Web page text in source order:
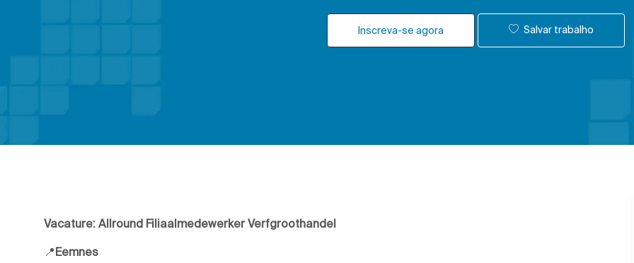
Inscreva-se agora Salvar trabalho
Vacature: Allround Filiaalmedewerker Verfgroothandel
📍Eemnes